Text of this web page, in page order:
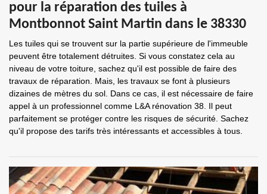
pour la réparation des tuiles à
Montbonnot Saint Martin dans le 38330
Les tuiles qui se trouvent sur la partie supérieure de l'immeuble
peuvent être totalement détruites. Si vous constatez cela au
niveau de votre toiture, sachez qu'il est possible de faire des
travaux de réparation. Mais, les travaux se font à plusieurs
dizaines de mètres du sol. Dans ce cas, il est nécessaire de faire
appel à un professionnel comme L&A rénovation 38. Il peut
parfaitement se protéger contre les risques de sécurité. Sachez
qu'il propose des tarifs très intéressants et accessibles à tous.